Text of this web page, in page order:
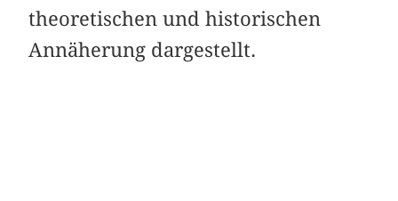
theoretischen und historischen
Annäherung dargestellt.